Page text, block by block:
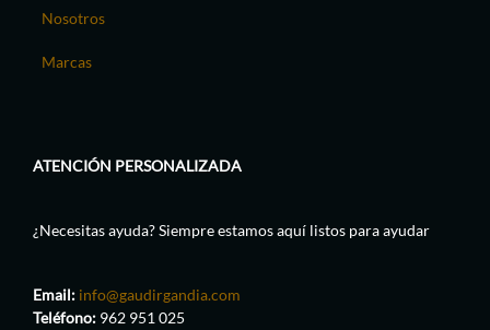
Nosotros
Marcas
ATENCIÓN PERSONALIZADA
¿Necesitas ayuda? Siempre estamos aquí listos para ayudar
Email: info@gaudirgandia.com
Teléfono: 962 951 025